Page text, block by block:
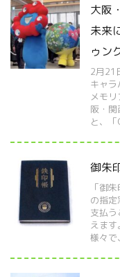
大阪
未来
ゥン
2月21
キャ
メモ
阪・関
と、「
御朱
「御
の指
支払
えま
様々で